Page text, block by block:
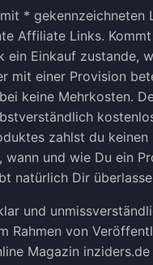
* gekennzeichneten
Affiliate Links.
ein Einkauf zustande,
mit einer Provision
keine Mehrkosten.
zahlst du keinen
wann und wie Du ein
natürlich Dir
und
Rahmen von
Magazin